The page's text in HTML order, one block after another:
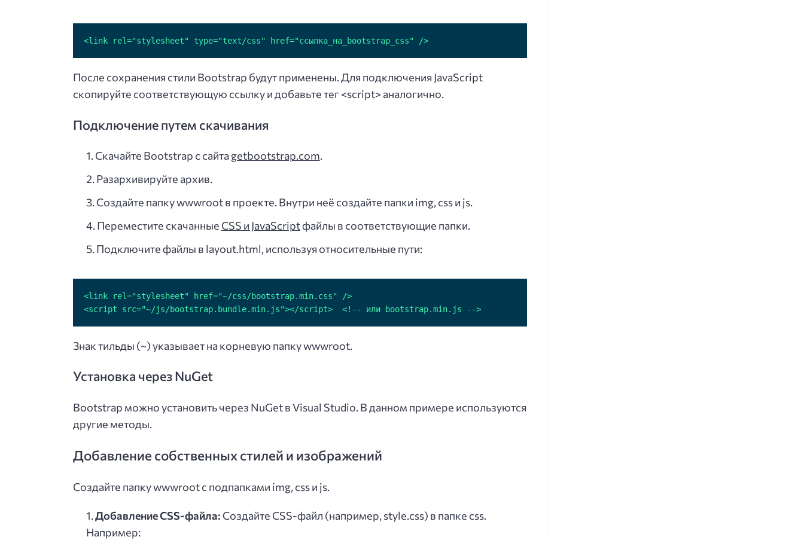
<link rel="stylesheet" type="text/css" href="ссылка_на_bootstrap_css" />
После сохранения стили Bootstrap будут применены. Для подключения JavaScript
скопируйте соответствующую ссылку и добавьте тег <script> аналогично.
Подключение путем скачивания
Скачайте Bootstrap с сайта getbootstrap.com.
Разархивируйте архив.
Создайте папку wwwroot в проекте. Внутри неё создайте папки img, css и js.
Переместите скачанные CSS и JavaScriptфайлы в соответствующие папки.
Подключите файлы в layout.html, используя относительные пути:
<script src="~/js/bootstrap.bundle.min.js"></script>  <!-- или bootstrap.min.js -->
Знак тильды (~) указывает на корневую папку wwwroot.
Установка через NuGet
Bootstrap можно установить через NuGet в Visual Studio. В данном примере используются
другие методы.
Добавление собственных стилей и изображений
Создайте папку wwwroot с подпапками img, css и js.
Добавление CSS-файла: Создайте CSS-файл (например, style.css) в папке css.
Например: